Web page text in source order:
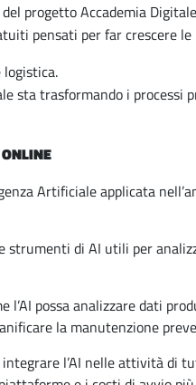
del progetto Accademia
pensati per far crescere
sta trasformando i
Artificiale applicata
strumenti di AI utili per
l’AI possa analizzare dati
la manutenzione
integrare l’AI nelle attività di